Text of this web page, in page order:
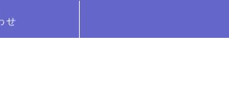
せ